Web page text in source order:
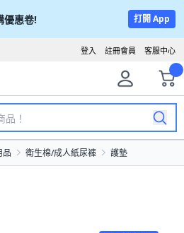
優惠卷! 打開 App
客服中心
註冊會員
登入
品 衛生棉/成人紙尿褲 護墊